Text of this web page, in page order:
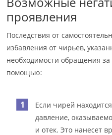
проявления
Последствия от
избавления от чирьев,
необходимости обращения
помощью:
Если чирей
давление,
и отек. Это нанесет